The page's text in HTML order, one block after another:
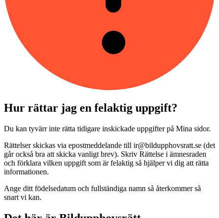
Hur rättar jag en felaktig uppgift?
Du kan tyvärr inte rätta tidigare inskickade uppgifter på Mina sidor.
Rättelser skickas via epostmeddelande till ir@bildupphovsratt.se (det
går också bra att skicka vanligt brev). Skriv Rättelse i ämnesraden
och förklara vilken uppgift som är felaktig så hjälper vi dig att rätta
informationen.
Ange ditt födelsedatum och fullständiga namn så återkommer så
snart vi kan.